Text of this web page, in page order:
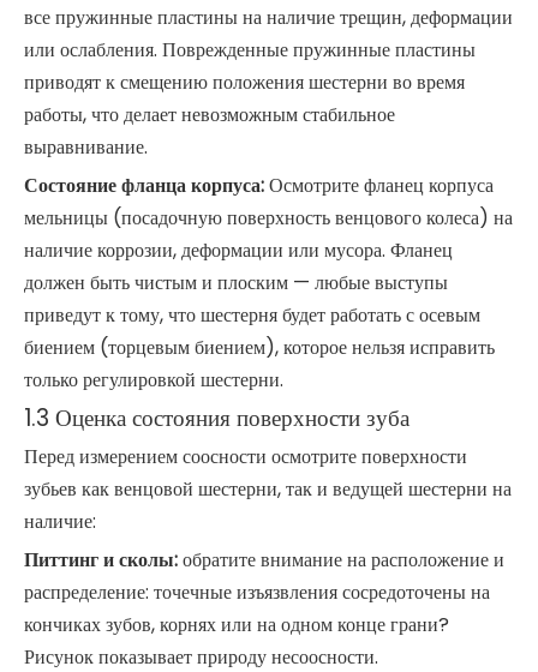
все пружинные пластины на наличие трещин, деформации
или ослабления. Поврежденные пружинные пластины
приводят к смещению положения шестерни во время
работы, что делает невозможным стабильное
выравнивание.
Состояние фланца корпуса:Осмотрите фланец корпуса
мельницы (посадочную поверхность венцового колеса) на
наличие коррозии, деформации или мусора. Фланец
должен быть чистым и плоским — любые выступы
приведут к тому, что шестерня будет работать с осевым
биением (торцевым биением), которое нельзя исправить
только регулировкой шестерни.
1.3 Оценка состояния поверхности зуба
Перед измерением соосности осмотрите поверхности
зубьев как венцовой шестерни, так и ведущей шестерни на
наличие:
Питтинг и сколы:обратите внимание на расположение и
распределение: точечные изъязвления сосредоточены на
кончиках зубов, корнях или на одном конце грани?
Рисунок показывает природу несоосности.